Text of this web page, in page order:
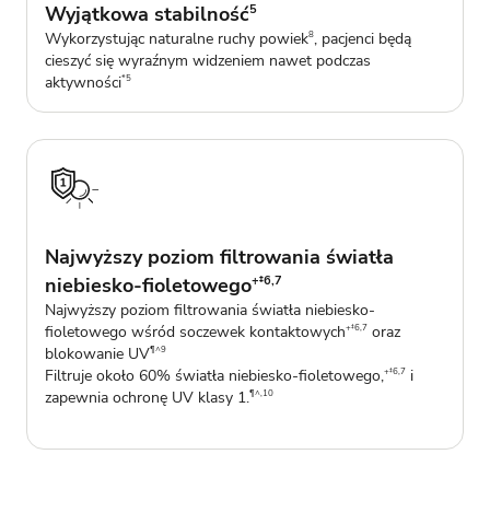
Wyjątkowa stabilność5
Wykorzystując naturalne ruchy powiek8, pacjenci będą
cieszyć się wyraźnym widzeniem nawet podczas
aktywności*5
Najwyższy poziom filtrowania światła
niebiesko-fioletowego+‡6,7
Najwyższy poziom filtrowania światła niebiesko-
fioletowego wśród soczewek kontaktowych+‡6,7 oraz
blokowanie UV¶^9
Filtruje około 60% światła niebiesko-fioletowego,+‡6,7 i
zapewnia ochronę UV klasy 1.¶^,10